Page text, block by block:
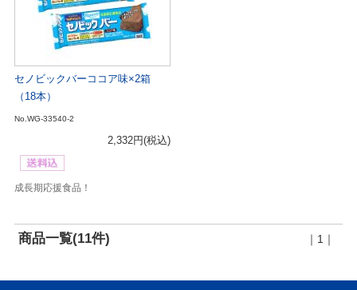
セノビックバーココア味×2箱
（18本）
No.WG-33540-2
2,332円(税込)
成長期応援食品！
商品一覧(11件) ｜1｜